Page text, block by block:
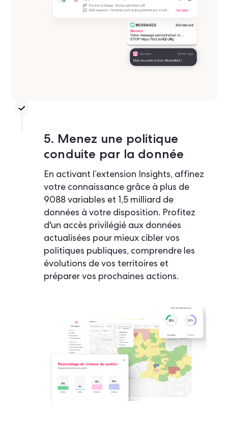
5. Menez une politique
conduite par la donnée
En activant l’extension Insights, affinez
votre connaissance grâce à plus de
9088 variables et 1,5 milliard de
données à votre disposition. Profitez
d'un accès privilégié aux données
actualisées pour mieux cibler vos
politiques publiques, comprendre les
évolutions de vos territoires et
préparer vos prochaines actions.